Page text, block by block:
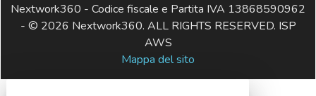
Nextwork360 - Codice fiscale e Partita IVA 13868590962
- © 2026 Nextwork360. ALL RIGHTS RESERVED. ISP
AWS
Mappa del sito